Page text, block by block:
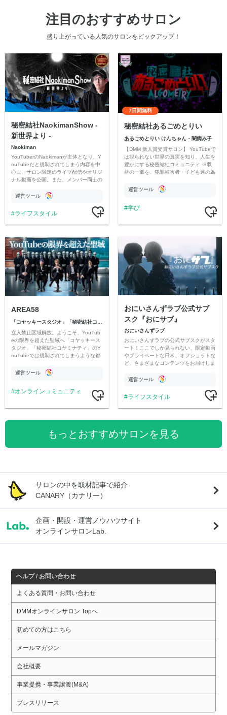
注目のおすすめサロン
盛り上がっている人気のサロンをピックアップ！
秘密結社NaokimanShow -
新世界より -
Naokiman
YouTuberのNaokimanが主体となり、Y
ouTubeだと規制されてしまう内容を中
心に、サロン限定のライブ配信やオリジ
ナル動画を公開。また、メンバー同士の
ただいています。
運営ツール
ライフスタイル
7日間無料
秘密結社あるごめとりい
あるごめとりい けんちゃん・闇病み子
【DMM 新人賞受賞サロン】 YouTubeで
は観られない世界の真実を知り、人生を
豊かにする秘密結社コミュニティ ※収
益の一部を、犯罪被害者・子ども達の為
す運営ツール
学び
AREA58
立入禁止区域解放。ようこそ、YouTub
eの限界を超えた聖域へ「コヤッキース
タジオ」「秘密結社コヤミナティ」のY
ouTubeでは規制されてしまうような都
公開。
運営ツール
オンラインコミュニティ
おにいさんずラブ公式サブ
スク『おにサブ』
おにいさんずラブ
おにいさんずラブの公式サブスクがスタ
ート！ここでしか見られない、限定動画
やプライベートな日常、オフショットな
ど、さまざまなコンテンツをお届けしま
運営ツール
ライフスタイル
もっとおすすめサロンを見る
サロンの中を取材記事で紹介
CANARY（カナリー）
企画・開設・運営ノウハウサイト
オンラインサロンLab.
ヘルプ / お問い合わせ
よくある質問・お問い合わせ
DMMオンラインサロン Topへ
初めての方はこちら
メールマガジン
会社概要
事業提携・事業譲渡(M&A)
プレスリリース